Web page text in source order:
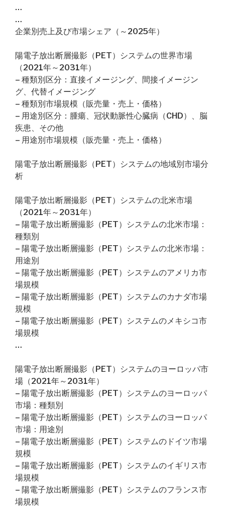
…
…
企業別売上及び市場シェア（～2025年）
陽電子放出断層撮影（PET）システムの世界市場
（2021年～2031年）
– 種類別区分：直接イメージング、間接イメージン
グ、代替イメージング
– 種類別市場規模（販売量・売上・価格）
– 用途別区分：腫瘍、冠状動脈性心臓病（CHD）、脳
疾患、その他
– 用途別市場規模（販売量・売上・価格）
陽電子放出断層撮影（PET）システムの地域別市場分
析
陽電子放出断層撮影（PET）システムの北米市場
（2021年～2031年）
– 陽電子放出断層撮影（PET）システムの北米市場：
種類別
– 陽電子放出断層撮影（PET）システムの北米市場：
用途別
– 陽電子放出断層撮影（PET）システムのアメリカ市
場規模
– 陽電子放出断層撮影（PET）システムのカナダ市場
規模
– 陽電子放出断層撮影（PET）システムのメキシコ市
場規模
…
陽電子放出断層撮影（PET）システムのヨーロッパ市
場（2021年～2031年）
– 陽電子放出断層撮影（PET）システムのヨーロッパ
市場：種類別
– 陽電子放出断層撮影（PET）システムのヨーロッパ
市場：用途別
– 陽電子放出断層撮影（PET）システムのドイツ市場
規模
– 陽電子放出断層撮影（PET）システムのイギリス市
場規模
– 陽電子放出断層撮影（PET）システムのフランス市
場規模